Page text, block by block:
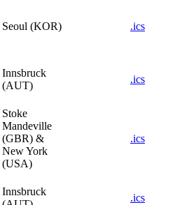
Seoul (KOR) .ics
Innsbruck
(AUT)
.ics
Stoke
Mandeville
(GBR) &
New York
(USA)
.ics
Innsbruck
.ics